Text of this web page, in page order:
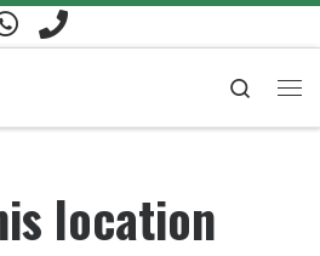
Search
location